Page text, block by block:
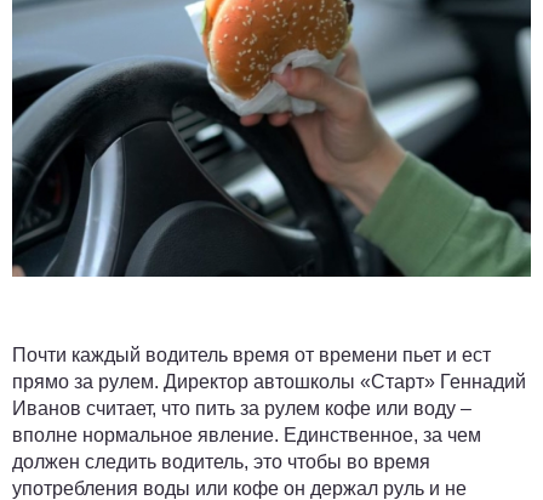
Почти каждый водитель время от времени пьет и ест
прямо за рулем. Директор автошколы «Старт» Геннадий
Иванов считает, что пить за рулем кофе или воду –
вполне нормальное явление. Единственное, за чем
должен следить водитель, это чтобы во время
употребления воды или кофе он держал руль и не